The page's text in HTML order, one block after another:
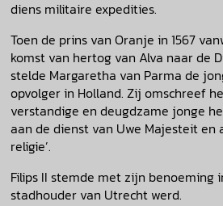
diens militaire expedities.
Toen de prins van Oranje in 1567
komst van hertog van Alva naar de
stelde Margaretha van Parma de
opvolger in Holland. Zij omschreef
verstandige en deugdzame jonge
aan de dienst van Uwe Majesteit en
religie’.
Filips II stemde met zijn benoeming
stadhouder van Utrecht werd.